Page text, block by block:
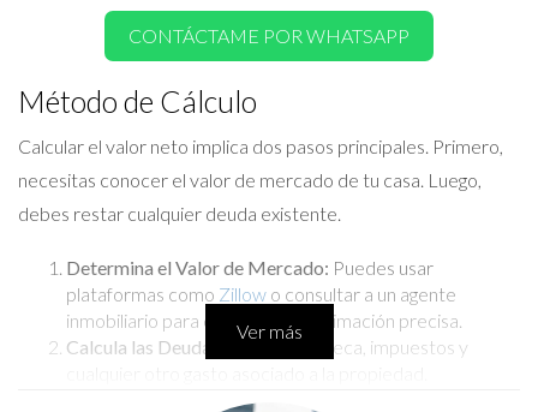
CONTÁCTAME POR WHATSAPP
Método de Cálculo
Calcular el valor neto implica dos pasos principales. Primero,
necesitas conocer el valor de mercado de tu casa. Luego,
debes restar cualquier deuda existente.
Determina el Valor de Mercado: Puedes usar
plataformas como Zillow o consultar a un agente
inmobiliario para obtener una estimación precisa.
Calcula las Deudas:
Incluye hipoteca, impuestos y
Resta las Deudas del Valor de Mercado:
Ver más